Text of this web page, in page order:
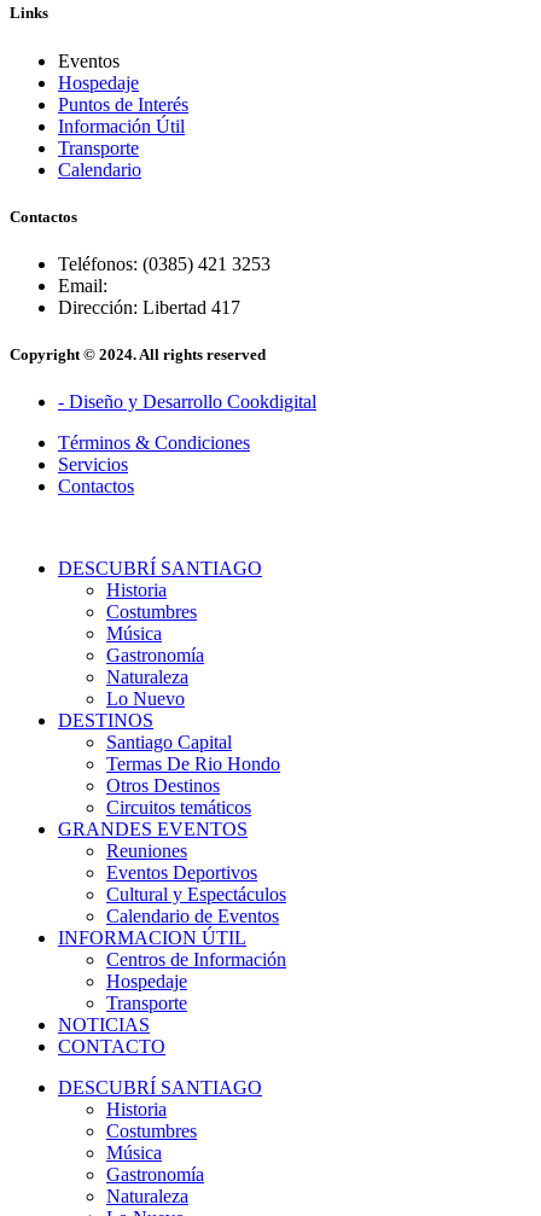
Links
Eventos
Hospedaje
Puntos de Interés
Información Útil
Transporte
Calendario
Contactos
Teléfonos: (0385) 421 3253
Email:
Dirección: Libertad 417
Copyright © 2024. All rights reserved
- Diseño y Desarrollo Cookdigital
Términos & Condiciones
Servicios
Contactos
DESCUBRÍ SANTIAGO
Historia
Costumbres
Música
Gastronomía
Naturaleza
Lo Nuevo
DESTINOS
Santiago Capital
Termas De Rio Hondo
Otros Destinos
Circuitos temáticos
GRANDES EVENTOS
Reuniones
Eventos Deportivos
Cultural y Espectáculos
Calendario de Eventos
INFORMACION ÚTIL
Centros de Información
Hospedaje
Transporte
NOTICIAS
CONTACTO
DESCUBRÍ SANTIAGO
Historia
Costumbres
Música
Gastronomía
Naturaleza